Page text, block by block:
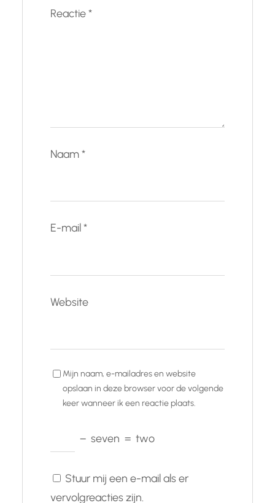
Reactie*
Naam*
E-mail*
Website
Mijn naam, e-mailadres en website
opslaan in deze browser voor de volgende
keer wanneer ik een reactie plaats.
− seven = two
Stuur mij een e-mail als er
vervolgreacties zijn.